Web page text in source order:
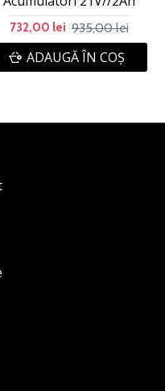
732,00 lei 935,00 lei
ADAUGĂ ÎN COŞ